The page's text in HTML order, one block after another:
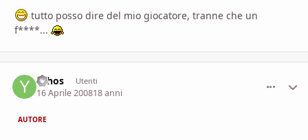
tutto posso dire del mio giocatore, tranne che un
f****...
Ychos Utenti
16 Aprile 200818 anni
AUTORE